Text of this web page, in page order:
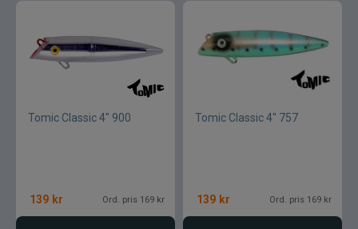
Tomic Classic 4" 900
139 kr Ord. pris 169 kr
Tomic Classic 4" 757
139 kr Ord. pris 169 kr